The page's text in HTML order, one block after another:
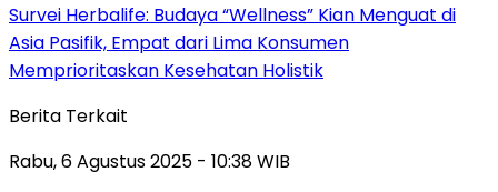
Survei Herbalife: Budaya “Wellness” Kian Menguat di
Asia Pasifik, Empat dari Lima Konsumen
Memprioritaskan Kesehatan Holistik
Berita Terkait
Rabu, 6 Agustus 2025 - 10:38 WIB